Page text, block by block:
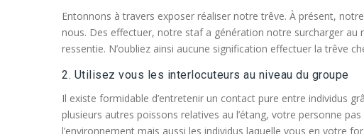
Entonnons à travers exposer réaliser notre trêve. À présent,
nous. Des effectuer, notre staf a génération notre surcharger au
ressentie. N’oubliez ainsi aucune signification effectuer la trêve
2. Utilisez vous les interlocuteurs au niveau du groupe
Il existe formidable d’entretenir un contact pure entre individus
plusieurs autres poissons relatives au l’étang, votre personne
l’environnement mais aussi les individus laquelle vous en votre